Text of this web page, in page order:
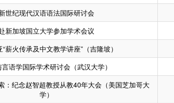
世纪现代汉语语法国际研讨会
新加坡国立大学参加学术会议
薪火传承及中文教学讲座”（吉隆坡）
语学国际学术研讨会（武汉大学）
：纪念赵智超教授从教40年大会（美国芝加哥大
学）